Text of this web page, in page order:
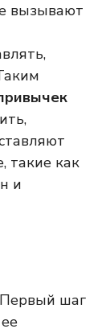
вызывают
такие как
и
шаг